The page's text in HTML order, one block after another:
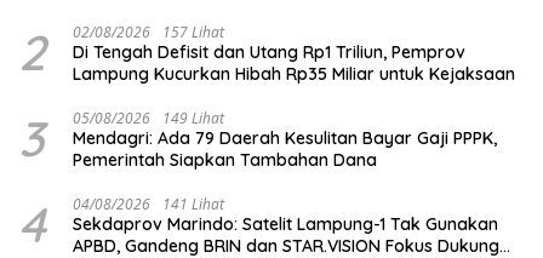
2 02/08/2026 157 Lihat
Di Tengah Defisit dan Utang Rp1 Triliun, Pemprov
Lampung Kucurkan Hibah Rp35 Miliar untuk Kejaksaan
3 05/08/2026 149 Lihat
Mendagri: Ada 79 Daerah Kesulitan Bayar Gaji PPPK,
Pemerintah Siapkan Tambahan Dana
4 04/08/2026 141 Lihat
Sekdaprov Marindo: Satelit Lampung-1 Tak Gunakan
APBD, Gandeng BRIN dan STAR.VISION Fokus Dukung